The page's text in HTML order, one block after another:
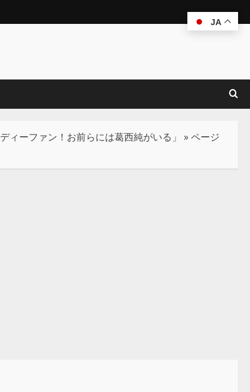
ィーファン！お前らには葛西純がいる」 »ページ
JA